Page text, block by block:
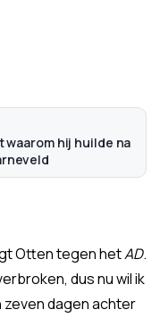
hij huilde na
Otten tegen hetAD.
dus nu wil ik
zeven dagen achter